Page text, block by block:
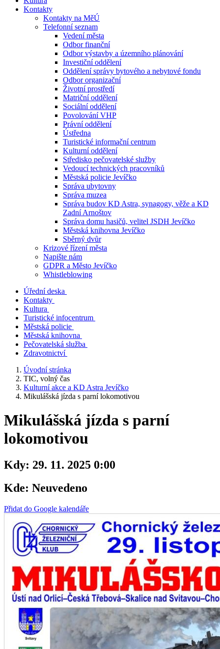
Kontakty
Kontakty na MěÚ
Telefonní seznam
Vedení města
Odbor finanční
Odbor výstavby a územního plánování
Investiční oddělení
Oddělení správy bytového a nebytové fondu
Odbor organizační
Životní prostředí
Matriční oddělení
Sociální oddělení
Povolování VHP
Právní oddělení
Ústředna
Turistické informační centrum
Kulturní oddělení
Středisko pečovatelské služby
Vedoucí technických pracovníků
Městská policie Jevíčko
Správa ubytovny
Správa muzea
Správa budov KD Astra, synagogy, věže a KD
Zadní Arnoštov
Správa domu hasičů, velitel JSDH Jevíčko
Městská knihovna Jevíčko
Sběrný dvůr
Krizové řízení města
Napište nám
GDPR a Město Jevíčko
Whistleblowing
Úřední deska
Kontakty
Kultura
Turistické infocentrum
Městská policie
Městská knihovna
Pečovatelská služba
Zdravotnictví
Úvodní stránka
TIC, volný čas
Kulturní akce a KD Astra Jevíčko
Mikulášská jízda s parní lokomotivou
Mikulášská jízda s parní
lokomotivou
Kdy: 29. 11. 2025 0:00
Kde: Neuvedeno
Přidat do Google kalendáře